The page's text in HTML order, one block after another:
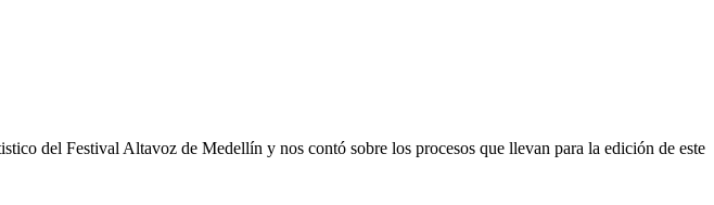
del Festival Altavoz de Medellín y nos contó sobre los procesos que llevan para la edición de este